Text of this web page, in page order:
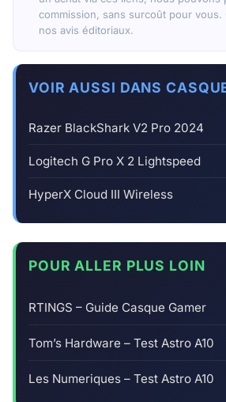
commission, sans surcoût pour
nos avis éditoriaux.
VOIR AUSSI DANS
Razer BlackShark V2 Pro 2024
Logitech G Pro X 2 Lightspeed
HyperX Cloud III Wireless
POUR ALLER PLUS LOIN
RTINGS – Guide Casque Gamer
Tom’s Hardware – Test Astro A10
Les Numeriques – Test Astro A10